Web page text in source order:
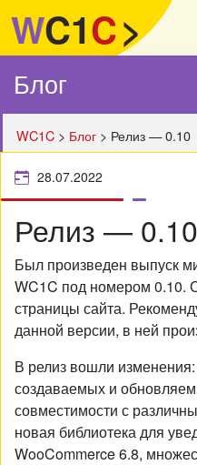
WC1C>
Блог
WC1C > Блог > Релиз — 0.10
28.07.2022
Релиз — 0.10
Был произведен выпуск
WC1C под номером 0.10.
страницы сайта.
данной версии, в ней
В релиз вошли
создаваемых и
совместимости с
новая библиотека для
WooCommerce 6.8,